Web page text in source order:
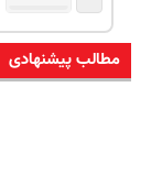
مطالب پیشنهادی